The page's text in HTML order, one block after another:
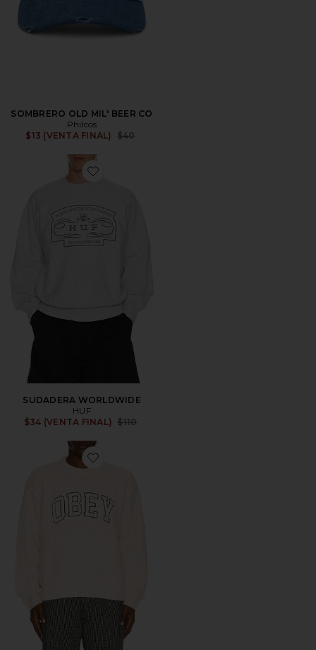
SOMBRERO OLD MIL' BEER CO
Philcos
$13 (VENTA FINAL)
Previous price:
$40
Favorite SUDADERA WORLDWIDE
SUDADERA WORLDWIDE
HUF
$34 (VENTA FINAL)
Previous price:
$110
Favorite JERSEY COLLEGIATE